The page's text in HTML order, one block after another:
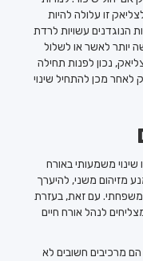
זו עלולה להיות
הנוגדנים עשויות לרדת
יותר לאשר או לשלול
נכון לפנות תחילה
לאחר מכן להתחיל שינוי
משמעותי באורח
מזיהום משני, להיערך
עם זאת, בעזרת
לנהל אורח חיים
הם מרכיבים חשובים לא